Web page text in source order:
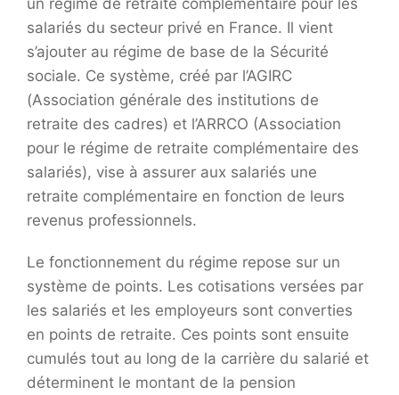
salariés du secteur privé en France. Il vient
s’ajouter au régime de base de la Sécurité
sociale. Ce système, créé par l’AGIRC
(Association générale des institutions de
retraite des cadres) et l’ARRCO (Association
pour le régime de retraite complémentaire des
salariés), vise à assurer aux salariés une
retraite complémentaire en fonction de leurs
revenus professionnels.
Le fonctionnement du régime repose sur un
système de points. Les cotisations versées par
les salariés et les employeurs sont converties
en points de retraite. Ces points sont ensuite
cumulés tout au long de la carrière du salarié et
déterminent le montant de la pension